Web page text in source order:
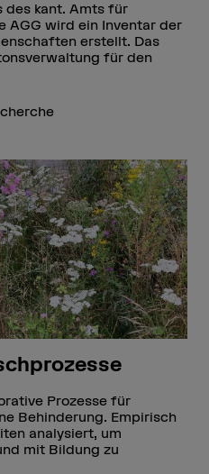
des kant. Amts für
AGG wird ein Inventar der
erstellt. Das
für den
Prozesse für
Behinderung. Empirisch
analysiert, um
mit Bildung zu